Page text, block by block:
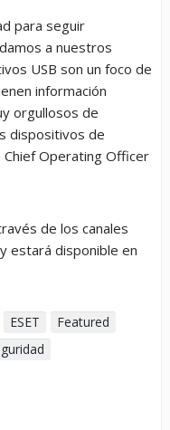
para seguir
a nuestros
USB son un foco de
información
orgullosos de
dispositivos de
Chief Operating Officer
de los canales
estará disponible en
ESET
Featured